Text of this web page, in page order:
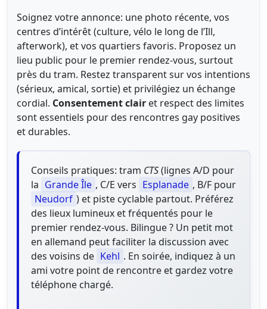
Soignez votre annonce: une photo récente, vos
centres d’intérêt (culture, vélo le long de l’Ill,
afterwork), et vos quartiers favoris. Proposez un
lieu public pour le premier rendez-vous, surtout
près du tram. Restez transparent sur vos intentions
(sérieux, amical, sortie) et privilégiez un échange
cordial. Consentement clair et respect des limites
sont essentiels pour des rencontres gay positives
et durables.
Conseils pratiques: tram CTS(lignes A/D pour
la Grande Île , C/E vers Esplanade , B/F pour
Neudorf ) et piste cyclable partout. Préférez
des lieux lumineux et fréquentés pour le
premier rendez-vous. Bilingue ? Un petit mot
en allemand peut faciliter la discussion avec
des voisins de Kehl . En soirée, indiquez à un
ami votre point de rencontre et gardez votre
téléphone chargé.